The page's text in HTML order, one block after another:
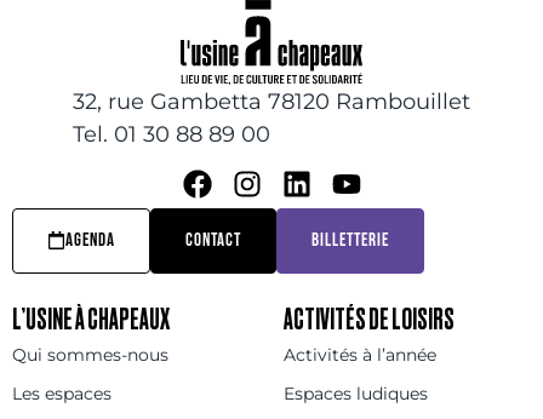
32, rue Gambetta 78120 Rambouillet
Tel. 01 30 88 89 00
AGENDA CONTACT BILLETTERIE
L’USINE À CHAPEAUX
Qui sommes-nous
Les espaces
ACTIVITÉS DE LOISIRS
Activités à l’année
Espaces ludiques